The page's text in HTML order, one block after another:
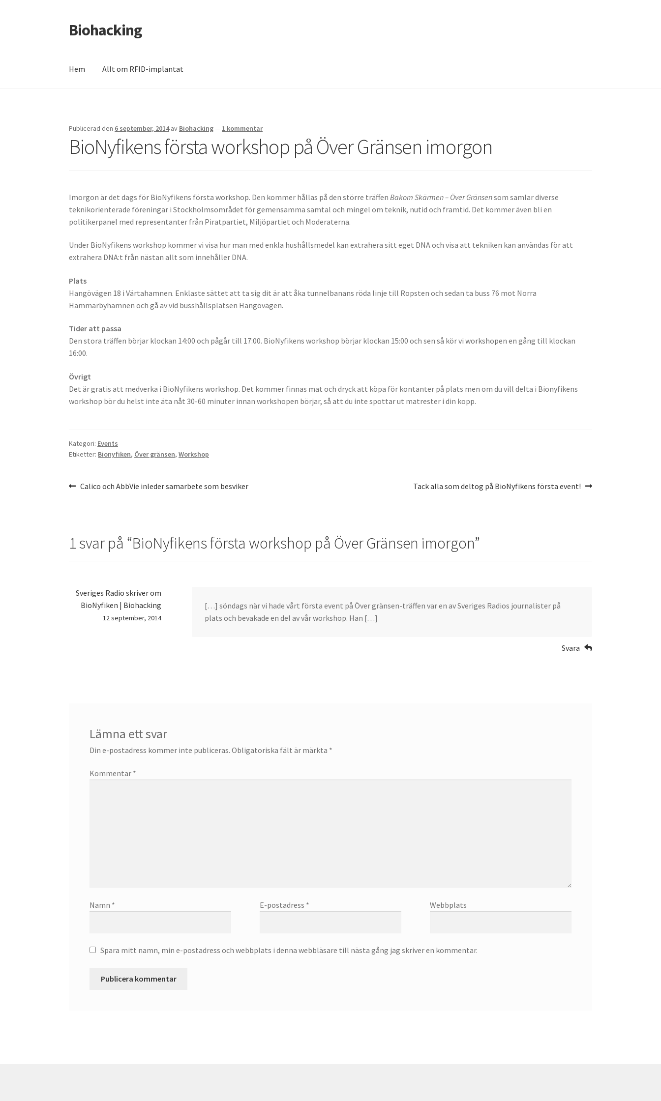
Hoppa
till
Hoppa
till
Biohacking
Hem Allt om RFID-implantat
Mitt kontoTill kassanVarukorgVarukorg Webbutik
Publicerad den 6 september, 2014 av Biohacking— 1 kommentar
BioNyfikens första workshop på Över Gränsen imorgon
Imorgon är det dags för BioNyfikens första workshop. Den kommer hållas på den större träffen Bakom Skärmen – Över Gränsensom samlar diverse
teknikorienterade föreningar i Stockholmsområdet för gemensamma samtal och mingel om teknik, nutid och framtid. Det kommer även bli en
politikerpanel med representanter från Piratpartiet, Miljöpartiet och Moderaterna.
Under BioNyfikens workshop kommer vi visa hur man med enkla hushållsmedel kan extrahera sitt eget DNA och visa att tekniken kan användas för att
extrahera DNA:t från nästan allt som innehåller DNA.
Plats
Hangövägen 18 i Värtahamnen. Enklaste sättet att ta sig dit är att åka tunnelbanans röda linje till Ropsten och sedan ta buss 76 mot Norra
Hammarbyhamnen och gå av vid busshållsplatsen Hangövägen.
Tider att passa
Den stora träffen börjar klockan 14:00 och pågår till 17:00. BioNyfikens workshop börjar klockan 15:00 och sen så kör vi workshopen en gång till klockan
16:00.
Övrigt
Det är gratis att medverka i BioNyfikens workshop. Det kommer finnas mat och dryck att köpa för kontanter på plats men om du vill delta i Bionyfikens
workshop bör du helst inte äta nåt 30-60 minuter innan workshopen börjar, så att du inte spottar ut matrester i din kopp.
Kategori: Events
Etiketter: Bionyfiken, Över gränsen,Workshop
Inläggsnavigering
Föregående
Calico och AbbVie inleder samarbete som besviker
Nästa
Tack alla som deltog på BioNyfikens första event!
1 svar på “BioNyfikens första workshop på Över Gränsen imorgon”
Sveriges Radio skriver om
BioNyfiken | Biohacking
12 september, 2014
[…] söndags när vi hade vårt första event på Över gränsen-träffen var en av Sveriges Radios journalister på
plats och bevakade en del av vår workshop. Han […]
Svara
Lämna ett svar
Din e-postadress kommer inte publiceras. Obligatoriska fält är märkta *
Kommentar *
Namn * E-postadress * Webbplats
Spara mitt namn, min e-postadress och webbplats i denna webbläsare till nästa gång jag skriver en kommentar.